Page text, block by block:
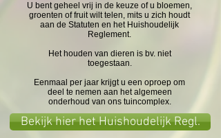
U bent geheel vrij in de keuze of u bloemen,
groenten of fruit wilt telen, mits u zich houdt
aan de Statuten en het Huishoudelijk
Reglement.
Het houden van dieren is bv. niet
toegestaan.
Eenmaal per jaar krijgt u een oproep om
deel te nemen aan het algemeen
onderhoud van ons tuincomplex.
Bekijk hier het Huishoudelijk Regl.